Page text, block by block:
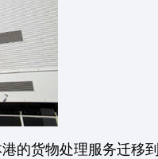
的货物处理服务迁移